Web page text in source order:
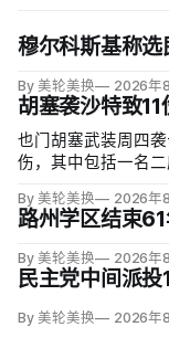
穆尔科斯基称
By 美轮美换 2026年
胡塞袭沙特致
也门胡塞武装周四
伤，其中包括一名
区；
By 美轮美换 2026年
路州学区结束
By 美轮美换 2026年
民主党中间派
By 美轮美换 2026年